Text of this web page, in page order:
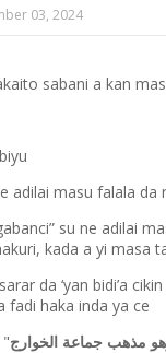
03, 2024
sabani a kan
adilai masu falala da
su ne adilai
kada a yi masa
da ‘yan bidi’a
fadi haka inda ya ce
"مذهب جماعة الخوارج